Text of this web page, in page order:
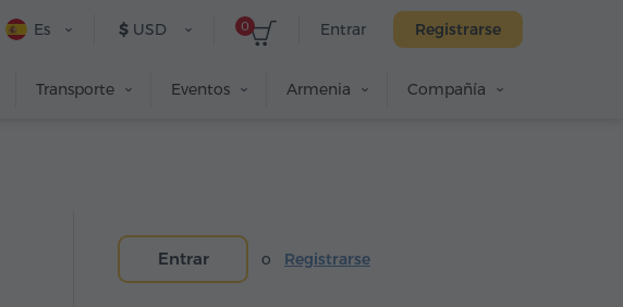
Entrar Registrarse
0
$ USD
Es
Transporte Eventos Armenia Compañía
Entrar o Registrarse